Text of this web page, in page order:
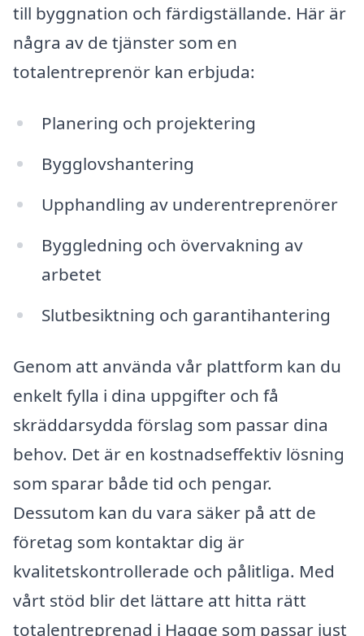
till byggnation och färdigställande. Här är
några av de tjänster som en
totalentreprenör kan erbjuda:
Planering och projektering
Bygglovshantering
Upphandling av underentreprenörer
Byggledning och övervakning av
arbetet
Slutbesiktning och garantihantering
Genom att använda vår plattform kan du
enkelt fylla i dina uppgifter och få
skräddarsydda förslag som passar dina
behov. Det är en kostnadseffektiv lösning
som sparar både tid och pengar.
Dessutom kan du vara säker på att de
företag som kontaktar dig är
kvalitetskontrollerade och pålitliga. Med
vårt stöd blir det lättare att hitta rätt
totalentreprenad i Hagge som passar just